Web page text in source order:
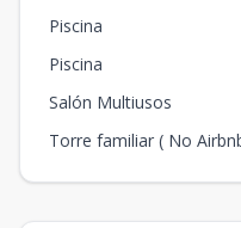
Piscina
Piscina
Salón Multiusos
Torre familiar ( No